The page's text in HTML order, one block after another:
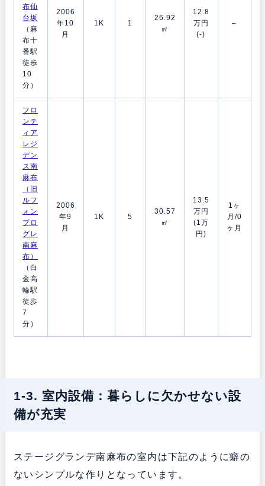
布仙
台坂
（麻
布十
番駅
徒歩
10
分）
2006
年10
月
1K 1
26.92
㎡
12.8
万円
(-)
–
フロ
ンテ
ィア
レジ
デン
ス南
麻布
（旧
ルフ
ォン
プロ
グレ
南麻
布）
（白
金高
輪駅
徒歩
7
分）
2006
年9
月
1K 5
30.57
㎡
13.5
万円
(1万
円)
1ヶ
月/0
ヶ月
1-3. 室内設備：暮らしに欠かせない設
備が充実
ステージグランデ南麻布の室内は下記のように癖の
ないシンプルな作りとなっています。